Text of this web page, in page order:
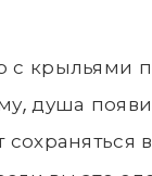
с крыльями
душа